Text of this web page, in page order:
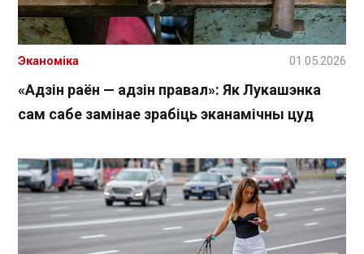
«Адзін раён — адзін правал»: Як Лукашэнка
сам сабе замінае зрабіць эканамічны цуд
Эканоміка 01.05.2026